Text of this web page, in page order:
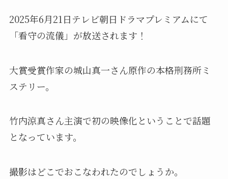
2025年6月21日テレビ朝日ドラマプレミアムにて
「看守の流儀」が放送されます！
大賞受賞作家の城山真一さん原作の本格刑務所ミ
ステリー。
竹内涼真さん主演で初の映像化ということで話題
となっています。
撮影はどこでおこなわれたのでしょうか。